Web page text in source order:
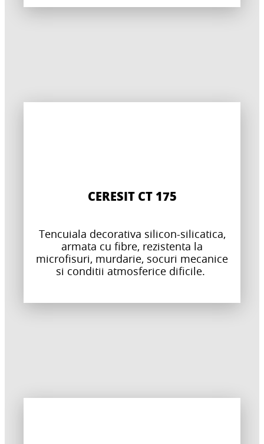
CERESIT CT 175
Tencuiala decorativa silicon-silicatica,
armata cu fibre, rezistenta la
microfisuri, murdarie, socuri mecanice
si conditii atmosferice dificile.